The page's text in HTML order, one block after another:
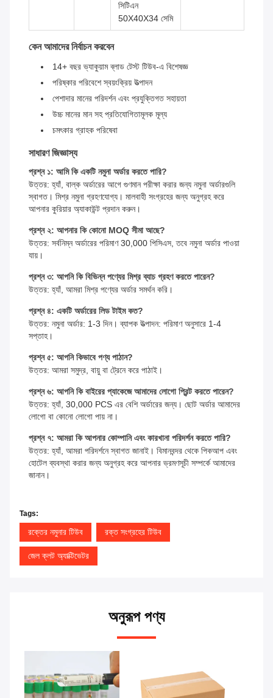
সিটিএন
50X40X34 সেমি
কেন আমাদের নির্বাচন করবেন
14+ বছর ভ্যাকুয়াম ব্লাড টেস্ট টিউব-এ বিশেষজ্ঞ
পরিষ্কার পরিবেশে স্বয়ংক্রিয় উত্পাদন
পেশাদার মানের পরিদর্শন এবং প্রযুক্তিগত সহায়তা
উচ্চ মানের মান সহ প্রতিযোগিতামূলক মূল্য
চমৎকার গ্রাহক পরিষেবা
সাধারণ জিজ্ঞাস্য
প্রশ্ন ১: আমি কি একটি নমুনা অর্ডার করতে পারি?
উত্তর: হ্যাঁ, বাল্ক অর্ডারের আগে গুণমান পরীক্ষা করার জন্য নমুনা অর্ডারগুলি
স্বাগত। মিশ্র নমুনা গ্রহণযোগ্য। মালবাহী সংগ্রহের জন্য অনুগ্রহ করে
আপনার কুরিয়ার অ্যাকাউন্ট প্রদান করুন।
প্রশ্ন ২: আপনার কি কোনো MOQ সীমা আছে?
উত্তর: সর্বনিম্ন অর্ডারের পরিমাণ 30,000 পিসিএস, তবে নমুনা অর্ডার পাওয়া
যায়।
প্রশ্ন ৩: আপনি কি বিভিন্ন পণ্যের মিশ্র ব্যাচ গ্রহণ করতে পারেন?
উত্তর: হ্যাঁ, আমরা মিশ্র পণ্যের অর্ডার সমর্থন করি।
প্রশ্ন ৪: একটি অর্ডারের লিড টাইম কত?
উত্তর: নমুনা অর্ডার: 1-3 দিন। ব্যাপক উত্পাদন: পরিমাণ অনুসারে 1-4
সপ্তাহ।
প্রশ্ন ৫: আপনি কিভাবে পণ্য পাঠান?
উত্তর: আমরা সমুদ্র, বায়ু বা ট্রেনে করে পাঠাই।
প্রশ্ন ৬: আপনি কি বাইরের প্যাকেজে আমাদের লোগো প্রিন্ট করতে পারেন?
উত্তর: হ্যাঁ, 30,000 PCS এর বেশি অর্ডারের জন্য। ছোট অর্ডার আমাদের
লোগো বা কোনো লোগো পায় না।
প্রশ্ন ৭: আমরা কি আপনার কোম্পানি এবং কারখানা পরিদর্শন করতে পারি?
উত্তর: হ্যাঁ, আমরা পরিদর্শনে স্বাগত জানাই। বিমানবন্দর থেকে পিকআপ এবং
হোটেল ব্যবস্থা করার জন্য অনুগ্রহ করে আপনার ভ্রমণসূচী সম্পর্কে আমাদের
জানান।
Tags:
রক্তের নমুনার টিউব রক্ত সংগ্রহের টিউব
জেল ক্লট অ্যাক্টিভেটর
অনুরূপ পণ্য